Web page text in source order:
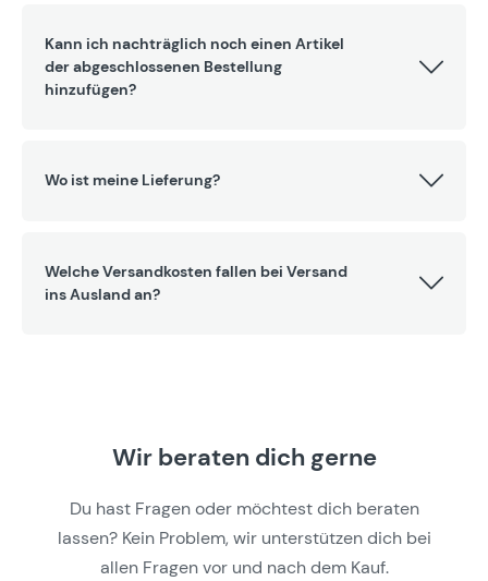
Kann ich nachträglich noch einen Artikel
der abgeschlossenen Bestellung
hinzufügen?
Wo ist meine Lieferung?
Welche Versandkosten fallen bei Versand
ins Ausland an?
Wir beraten dich gerne
Du hast Fragen oder möchtest dich beraten
lassen? Kein Problem, wir unterstützen dich bei
allen Fragen vor und nach dem Kauf.